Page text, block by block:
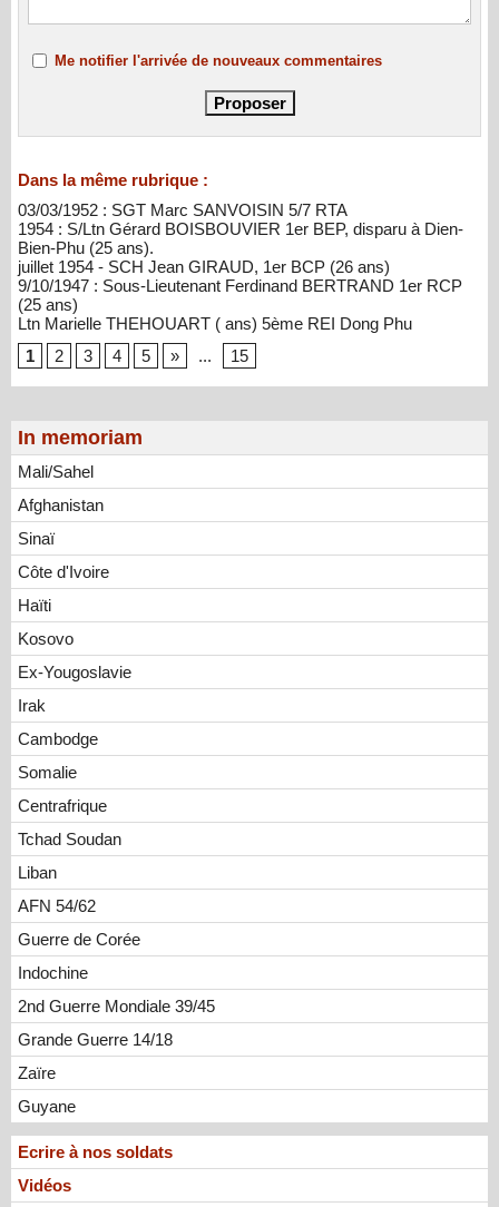
In memoriam
Mali/Sahel
Afghanistan
Sinaï
Côte d'Ivoire
Haïti
Kosovo
Ex-Yougoslavie
Irak
Cambodge
Somalie
Centrafrique
Tchad Soudan
Liban
AFN 54/62
Guerre de Corée
Indochine
2nd Guerre Mondiale 39/45
Grande Guerre 14/18
Zaïre
Guyane
Ecrire à nos soldats
Vidéos
Me notifier l'arrivée de nouveaux commentaires
Dans la même rubrique :
03/03/1952 : SGT Marc SANVOISIN 5/7 RTA
1954 : S/Ltn Gérard BOISBOUVIER 1er BEP, disparu à Dien-
Bien-Phu (25 ans).
juillet 1954 - SCH Jean GIRAUD, 1er BCP (26 ans)
9/10/1947 : Sous-Lieutenant Ferdinand BERTRAND 1er RCP
(25 ans)
Ltn Marielle THEHOUART ( ans) 5ème REI Dong Phu
1
2 3 4 5 » ... 15